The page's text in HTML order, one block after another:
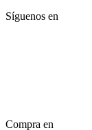
Síguenos en
Compra en